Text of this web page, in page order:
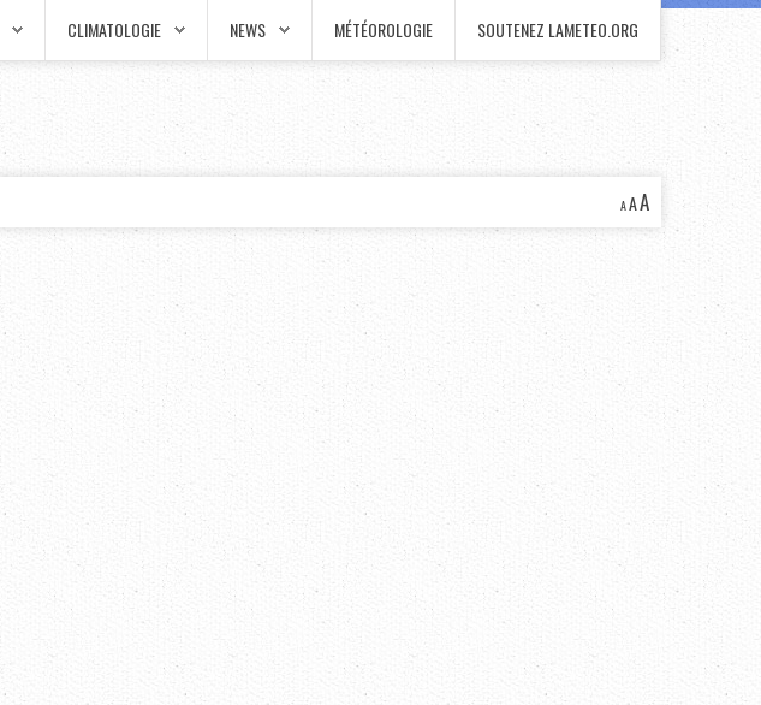
CLIMATOLOGIE NEWS MÉTÉOROLOGIE SOUTENEZ LAMETEO.ORG
AAA